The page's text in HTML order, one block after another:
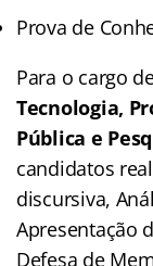
Prova de
Para o cargo
Tecnologia,
Pública e
candidatos
discursiva,
Apresentação
Defesa de